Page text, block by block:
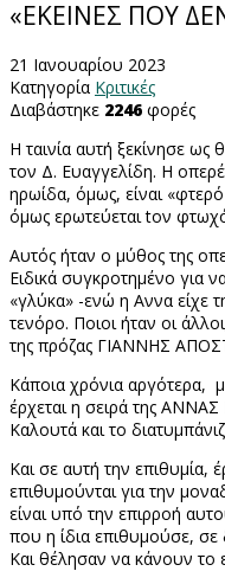
«ΕΚΕΙΝΕΣ ΠΟΥ
21 Ιανουαρίου 2023
Κατηγορία Κριτικές
Διαβάστηκε 2246 φορές
Η ταινία αυτή ξεκίνησε ως
τον Δ. Ευαγγελίδη. Η
ηρωίδα, όμως, είναι
όμως ερωτεύεταιtον
Αυτός ήταν ο μύθος της
Ειδικά συγκροτημένο για
«γλύκα» -ενώ η Αννα είχε
τενόρο. Ποιοι ήταν οι
της πρόζας ΓΙΑΝΝΗΣ
Κάποια χρόνια αργότερα,
έρχεται η σειρά της
Καλουτά και το
Και σε αυτή την
επιθυμούνται για την
είναι υπό την επιρροή
που η ίδια επιθυμούσε,
Και θέλησαν να κάνουν